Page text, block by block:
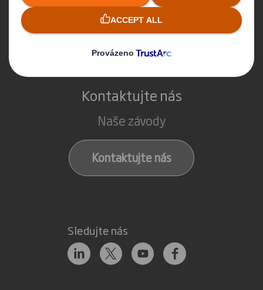
Co děláme
Packaging solutions
Kontaktujte nás
Naše závody
Kontaktujte nás
Sledujte nás